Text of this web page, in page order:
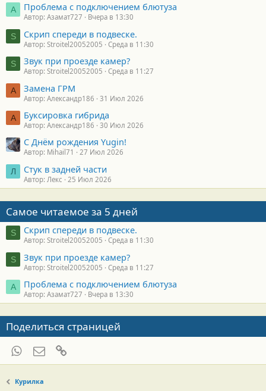
А Проблема с подключением блютуза
Автор: Азамат727 Вчера в 13:30
S Скрип спереди в подвеске.
Автор: Stroitel20052005 Среда в 11:30
S Звук при проезде камер?
Автор: Stroitel20052005 Среда в 11:27
А Замена ГРМ
Автор: Александр186 31 Июл 2026
А Буксировка гибрида
Автор: Александр186 30 Июл 2026
С Днём рождения Yugin!
Автор: Mihail71 27 Июл 2026
Л Стук в задней части
Автор: Лекс 25 Июл 2026
Самое читаемое за 5 дней
S Скрип спереди в подвеске.
Автор: Stroitel20052005 Среда в 11:30
S Звук при проезде камер?
Автор: Stroitel20052005 Среда в 11:27
А Проблема с подключением блютуза
Автор: Азамат727 Вчера в 13:30
Поделиться страницей
WhatsAppЭлектронная почта
Курилка